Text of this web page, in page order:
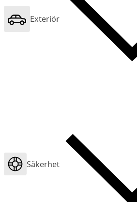
Exteriör
Säkerhet